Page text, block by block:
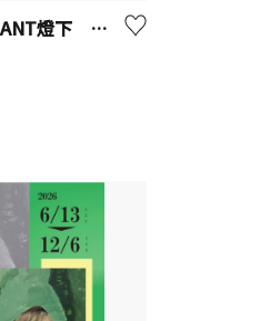
CAFE＆RESTAURANT燈下 アフタヌーンティー『真鶴三段手帖 ―冬―』【真鶴町】